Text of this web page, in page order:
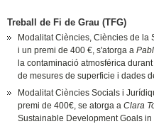
Treball de Fi de Grau (TFG)
Modalitat Ciències, Ciències de la
i un premi de 400 €, s'atorga a
la contaminació atmosférica
de mesures de superficie i dades
Modalitat Ciències Socials i
premi de 400€, se atorga aClara
Sustainable Development Goals in